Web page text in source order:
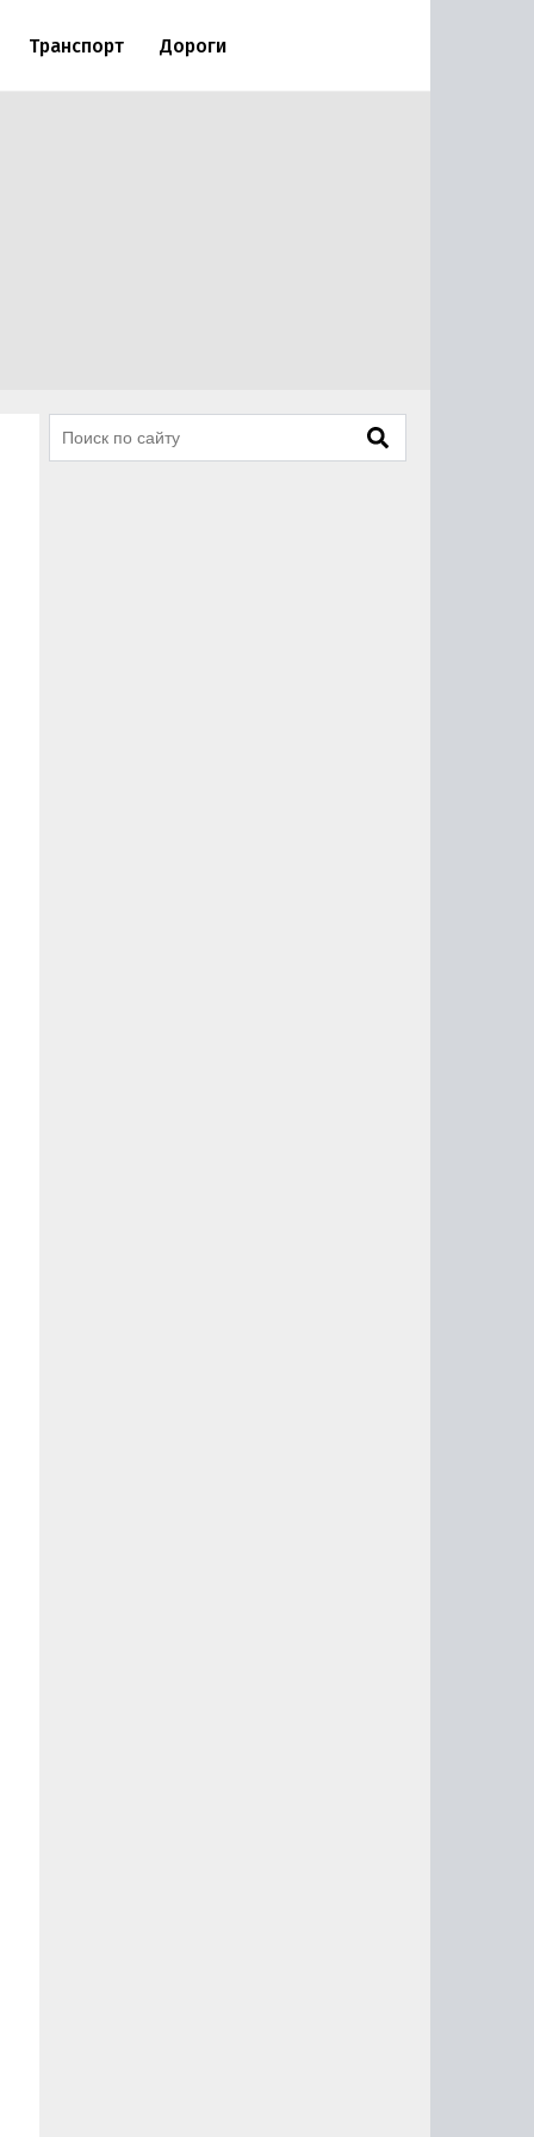
Транспорт Дороги